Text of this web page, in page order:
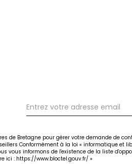
Bretagne pour gérer votre demande de
Conformément à la loi « informatique et
vous informons de l'existence de la liste
ici : https://www.bloctel.gouv.fr/ »